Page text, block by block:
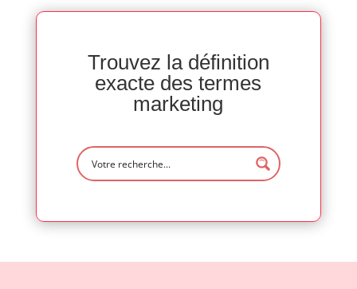
Trouvez la définition
exacte des termes
marketing